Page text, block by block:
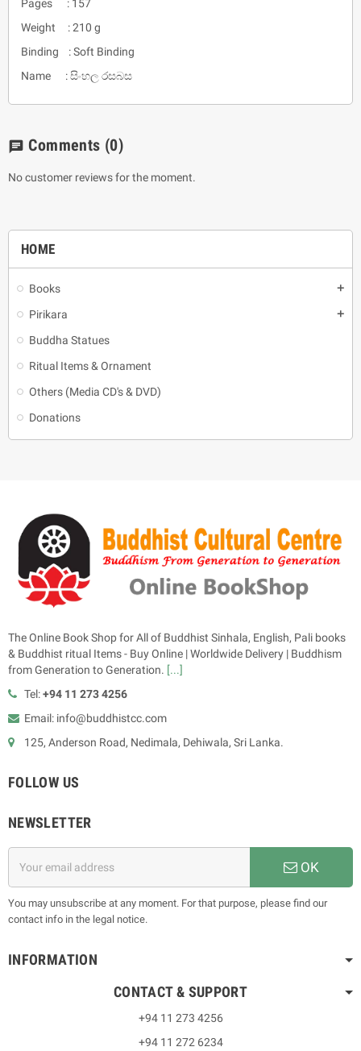
HOME
Books add
Pirikara add
Buddha Statues
Ritual Items & Ornament
Others (Media CD's & DVD)
Donations
Pages : 157
Weight : 210 g
Binding : Soft Binding
Name : සිංහල රසබස
chat Comments (0)
No customer reviews for the moment.
The Online Book Shop for All of Buddhist Sinhala, English, Pali books
& Buddhist ritual Items - Buy Online | Worldwide Delivery | Buddhism
from Generation to Generation. [...]
Tel:+94 11 273 4256
Email: info@buddhistcc.com
125, Anderson Road, Nedimala, Dehiwala, Sri Lanka.
FOLLOW US
NEWSLETTER
OK
You may unsubscribe at any moment. For that purpose, please find our
contact info in the legal notice.
INFORMATION
CONTACT & SUPPORT
+94 11 273 4256
+94 11 272 6234